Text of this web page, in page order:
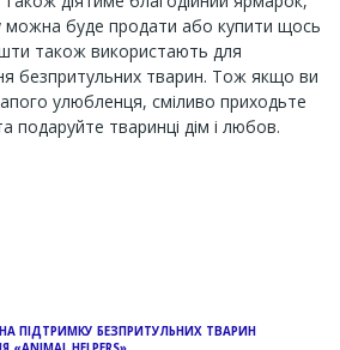
можна буде продати або купити щось
також використають для
безпритульних тварин. Тож якщо ви
улюбленця, сміливо приходьте
подаруйте тваринці дім і любов.
ПІДТРИМКУ БЕЗПРИТУЛЬНИХ ТВАРИН